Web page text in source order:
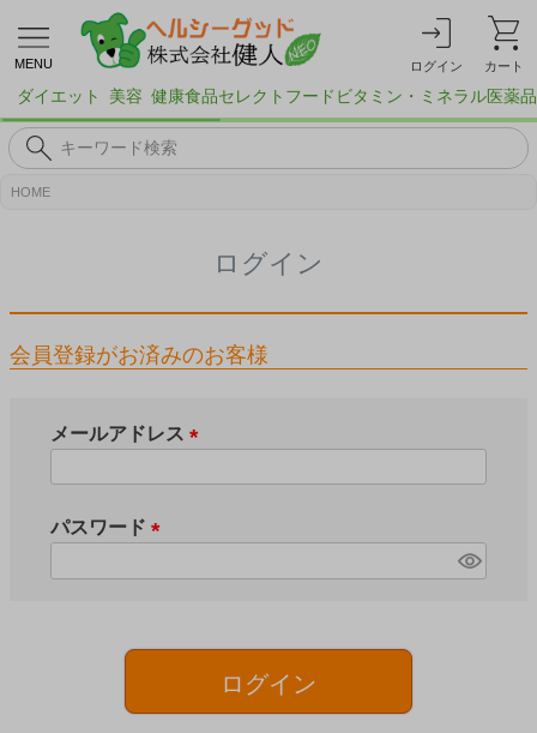
MENU ログイン カート
ダイエット 美容 健康食品セレクトフード ビタミン・ミネラル医薬品
HOME
ログイン
会員登録がお済みのお客様
メールアドレス
パスワード
)
ログイン